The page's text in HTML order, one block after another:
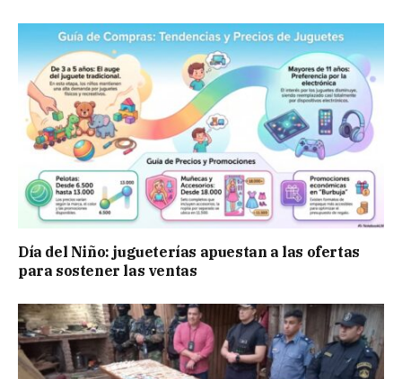
Día del Niño: jugueterías apuestan a las ofertas
para sostener las ventas